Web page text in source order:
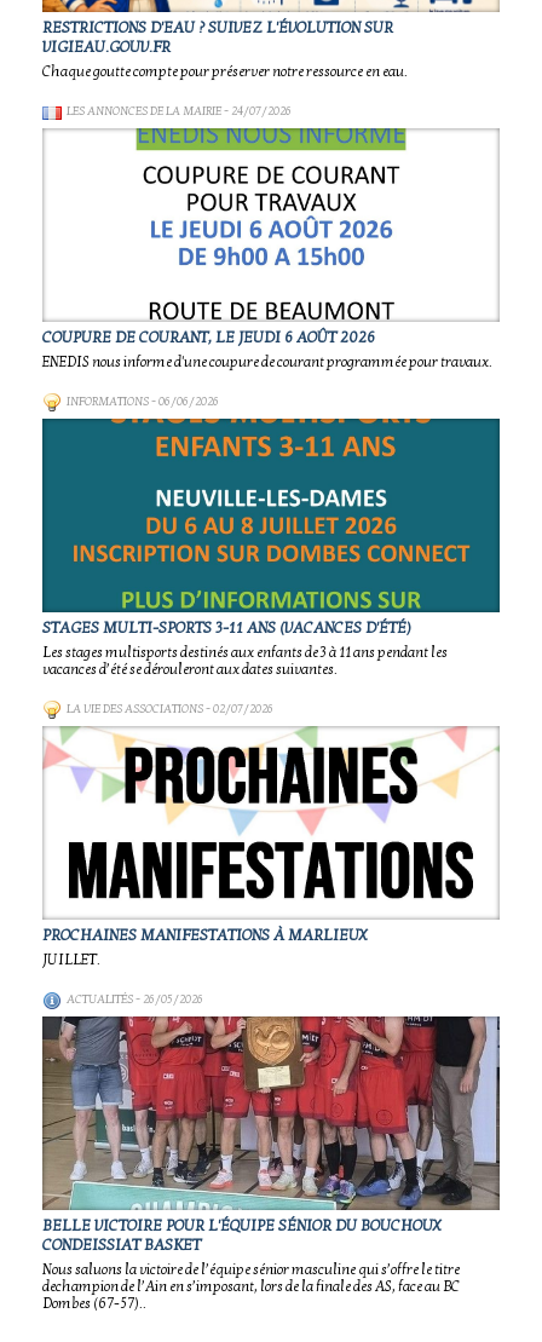
RESTRICTIONS D'EAU ? SUIVEZ L'ÉVOLUTION SUR
VIGIEAU.GOUV.FR
Chaque goutte compte pour préserver notre ressource en eau.
LES ANNONCES DE LA MAIRIE- 24/07/2026
COUPURE DE COURANT, LE JEUDI 6 AOÛT 2026
ENEDIS nous informe d'une coupure de courant programmée pour travaux.
INFORMATIONS- 06/06/2026
STAGES MULTI-SPORTS 3-11 ANS (VACANCES D'ÉTÉ)
Les stages multisports destinés aux enfants de 3 à 11 ans pendant les
vacances d’été se dérouleront aux dates suivantes.
LA VIE DES ASSOCIATIONS- 02/07/2026
PROCHAINES MANIFESTATIONS À MARLIEUX
JUILLET.
ACTUALITÉS- 26/05/2026
BELLE VICTOIRE POUR L'ÉQUIPE SÉNIOR DU BOUCHOUX
CONDEISSIAT BASKET
Nous saluons la victoire de l’équipe sénior masculine qui s’offre le titre
dechampion de l’Ain en s’imposant, lors de la finale des AS, face au BC
Dombes (67-57)..